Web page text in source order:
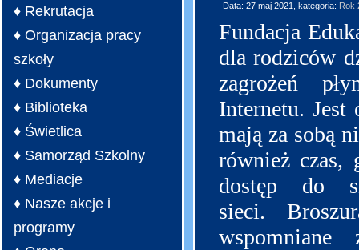
♦ Rekrutacja
♦ Organizacja pracy
szkoły
♦ Dokumenty
♦ Biblioteka
♦ Świetlica
♦ Samorząd Szkolny
♦ Mediacje
♦ Nasze akcje i
programy
Data: 27 maj 2021, kategoria: Rok
Fundacja
dla rodziców
zagrożeń
Internetu. Jest
mają za sobą
również
dostęp do
sieci.